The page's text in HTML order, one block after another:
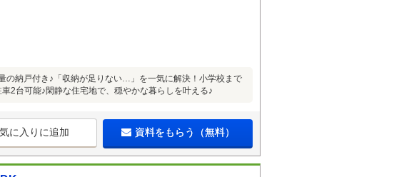
の納戸付き♪「収納が足りない…」を一気に解決！小学校まで
2台可能♪閑静な住宅地で、穏やかな暮らしを叶える♪
に入りに追加 資料をもらう（無料）